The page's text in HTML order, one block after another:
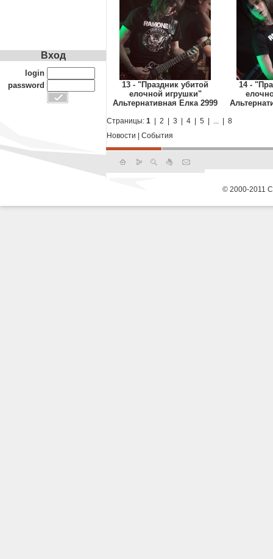
13 - "Праздник убитой
елочной игрушки"
Альтернативная Елка 2999
14 -
Страницы: 1 | 2 | 3 | 4 | 5 | | 8
Новости
События
Вход
login
password
© 2000-2011